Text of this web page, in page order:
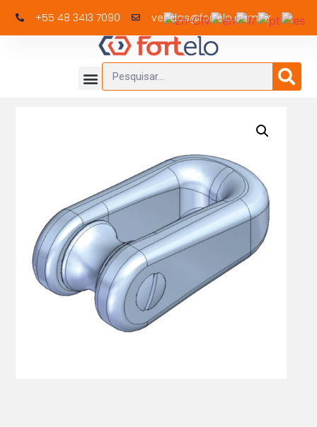
+55 48 3413 7090 vendas@fortelo.com.br